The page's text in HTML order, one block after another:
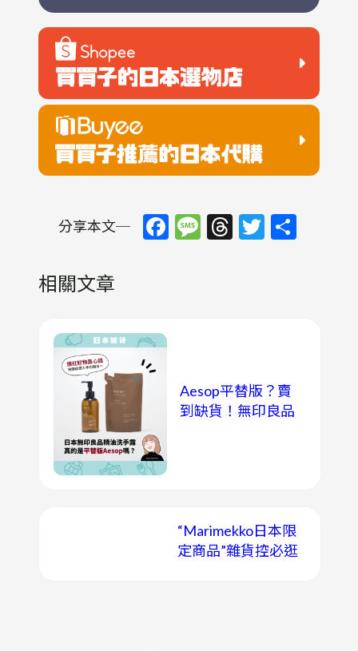
分享本文─ Facebook
Message
Threads
Twitter
相關文章
Aesop平替版？賣
到缺貨！無印良品
“Marimekko日本限
定商品”雜貨控必逛